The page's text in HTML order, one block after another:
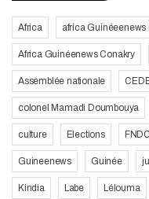
Africa africa Guinéeenews
Africa Guinéenews Conakry
Assemblée nationale
colonel Mamadi Doumbouya
culture Elections FNDC
Guineenews Guinée
Kindia Labe Lélouma